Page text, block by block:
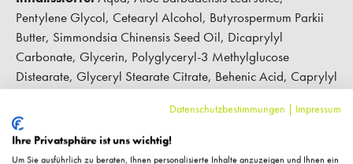
Pentylene Glycol, Cetearyl Alcohol, Butyrospermum Parkii
Butter, Simmondsia Chinensis Seed Oil, Dicaprylyl
Carbonate, Glycerin, Polyglyceryl-3 Methylglucose
Distearate, Glyceryl Stearate Citrate, Behenic Acid, Caprylyl
Sclerotium Gum, Sodium Gluconate, Citric Acid.
Datenschutzbestimmungen | Impressum
Ihre Privatsphäre ist uns wichtig!
Um Sie ausführlich zu beraten, Ihnen personalisierte Inhalte anzuzeigen und Ihnen ein